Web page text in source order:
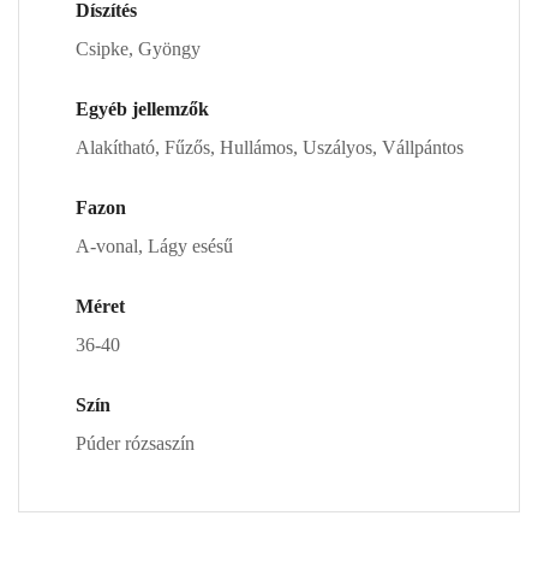
Díszítés
Csipke, Gyöngy
Egyéb jellemzők
Alakítható, Fűzős, Hullámos, Uszályos, Vállpántos
Fazon
A-vonal, Lágy esésű
Méret
36-40
Szín
Púder rózsaszín